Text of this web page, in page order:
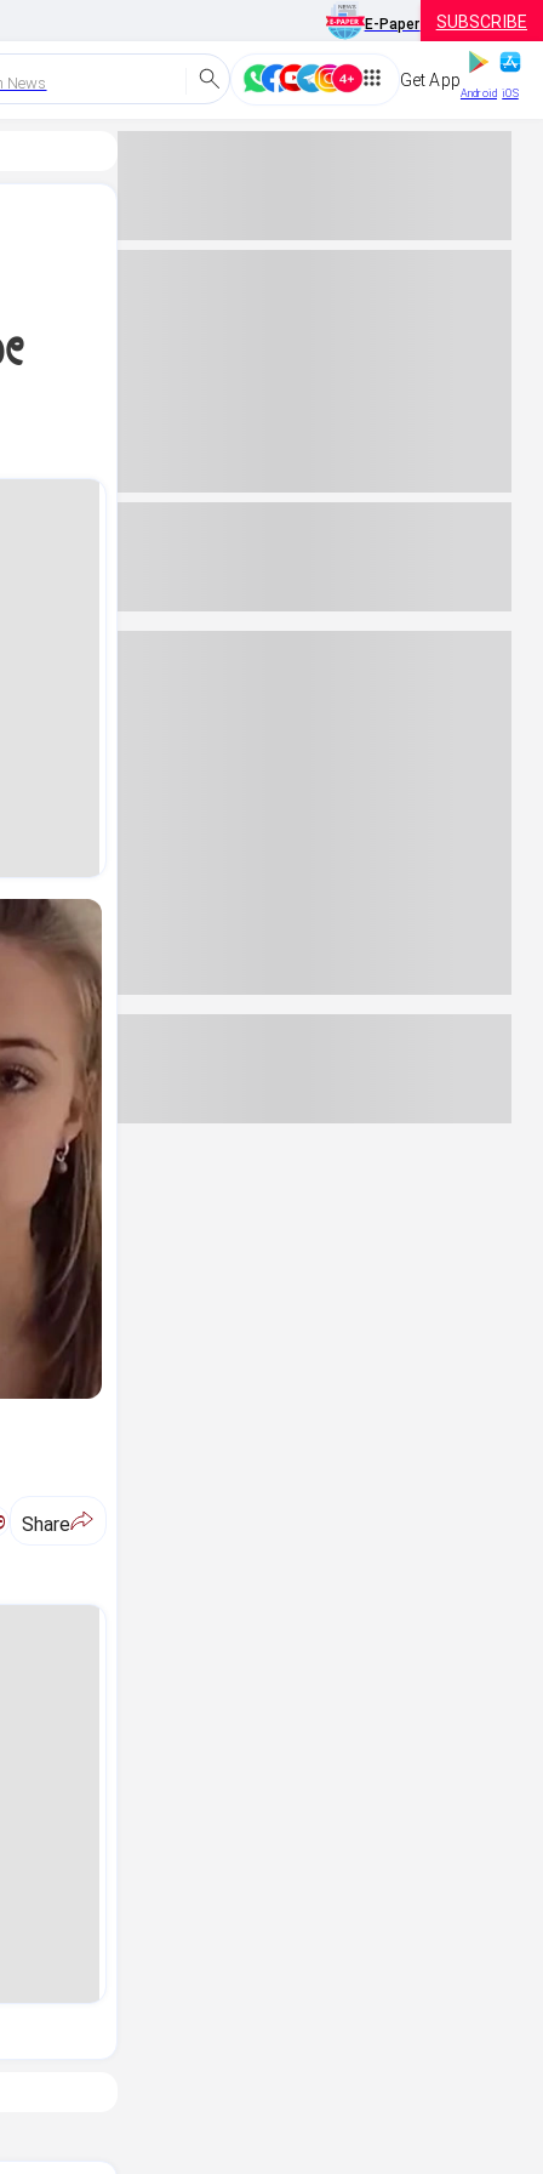
E-Paper SUBSCRIBE
News Get App
Android iOS
Share